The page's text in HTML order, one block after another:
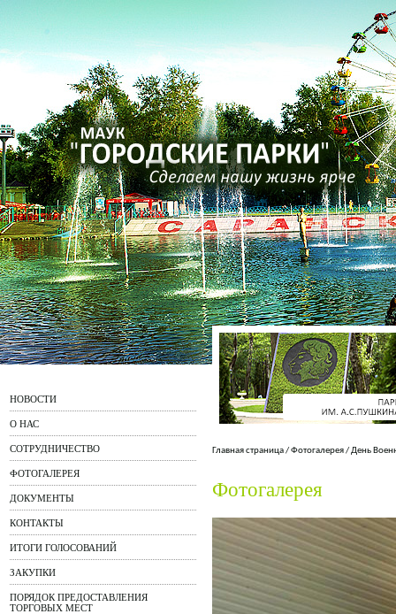
НОВОСТИ
О НАС
СОТРУДНИЧЕСТВО
ФОТОГАЛЕРЕЯ
ДОКУМЕНТЫ
КОНТАКТЫ
ИТОГИ ГОЛОСОВАНИЙ
ЗАКУПКИ
ПОРЯДОК ПРЕДОСТАВЛЕНИЯ
ТОРГОВЫХ МЕСТ
Главная страница/Фотогалерея/День
Фотогалерея